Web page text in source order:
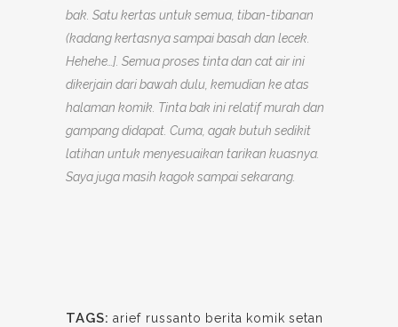
bak. Satu kertas untuk semua, tiban-tibanan
(kadang kertasnya sampai basah dan lecek.
Hehehe…] . Semua proses tinta dan cat air ini
dikerjain dari bawah dulu, kemudian ke atas
halaman komik. Tinta bak ini relatif murah dan
gampang didapat. Cuma, agak butuh sedikit
latihan untuk menyesuaikan tarikan kuasnya.
Saya juga masih kagok sampai sekarang.
TAGS: arief russanto berita komik setan